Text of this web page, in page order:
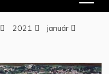
2021
január